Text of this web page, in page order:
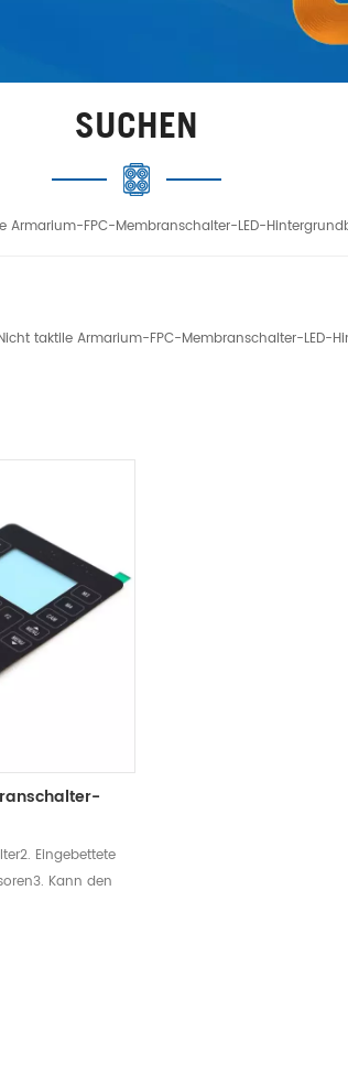
SUCHEN
Armarium-FPC-Membranschalter-LED-
taktile Armarium-FPC-Membranschalter-LED-
Eingebettete
Kann den